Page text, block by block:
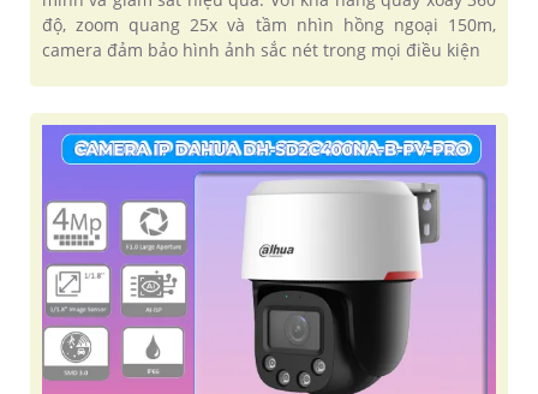
độ, zoom quang 25x và tầm nhìn hồng ngoại 150m,
camera đảm bảo hình ảnh sắc nét trong mọi điều kiện